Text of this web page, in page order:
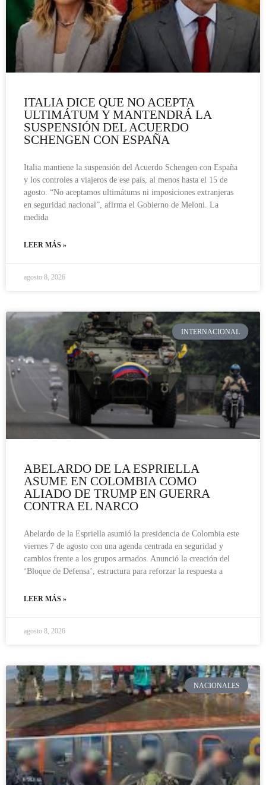
ITALIA DICE QUE NO ACEPTA
ULTIMÁTUM Y MANTENDRÁ LA
SUSPENSIÓN DEL ACUERDO
SCHENGEN CON ESPAÑA
Italia mantiene la suspensión del Acuerdo Schengen con España
y los controles a viajeros de ese país, al menos hasta el 15 de
agosto. “No aceptamos ultimátums ni imposiciones extranjeras
en seguridad nacional”, afirma el Gobierno de Meloni. La
medida
LEER MÁS »
agosto 8, 2026
INTERNACIONAL
ABELARDO DE LA ESPRIELLA
ASUME EN COLOMBIA COMO
ALIADO DE TRUMP EN GUERRA
CONTRA EL NARCO
Abelardo de la Espriella asumió la presidencia de Colombia este
viernes 7 de agosto con una agenda centrada en seguridad y
cambios frente a los grupos armados. Anunció la creación del
‘Bloque de Defensa’, estructura para reforzar la respuesta a
LEER MÁS »
agosto 8, 2026
NACIONALES